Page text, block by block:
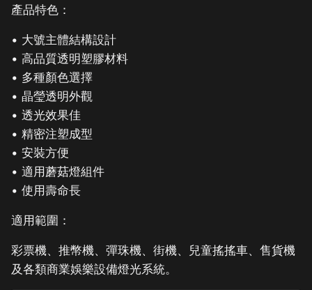
產品特色：
• 大號主體結構設計
• 高品質透明塑膠材料
• 多種顏色選擇
• 晶瑩透明外觀
• 透光效果佳
• 精密注塑成型
• 安裝方便
• 適用蘑菇燈組件
• 使用壽命長
適用範圍：
彩票機、推幣機、彈珠機、街機、兒童搖搖車、售貨機
及各類商業娛樂設備燈光系統。